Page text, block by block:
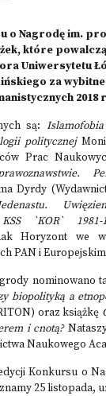
o Nagrodę im.
które
Uniwersytetu
za wybitne
2018
są:
politycznej
Prac
Dyrdy
`KOR` 1981-
Horyzont we
PAN i
nominowano
biopolityką a
oraz książkę
i cnotą?
Naukowego
Konkursu o
25 listopada,